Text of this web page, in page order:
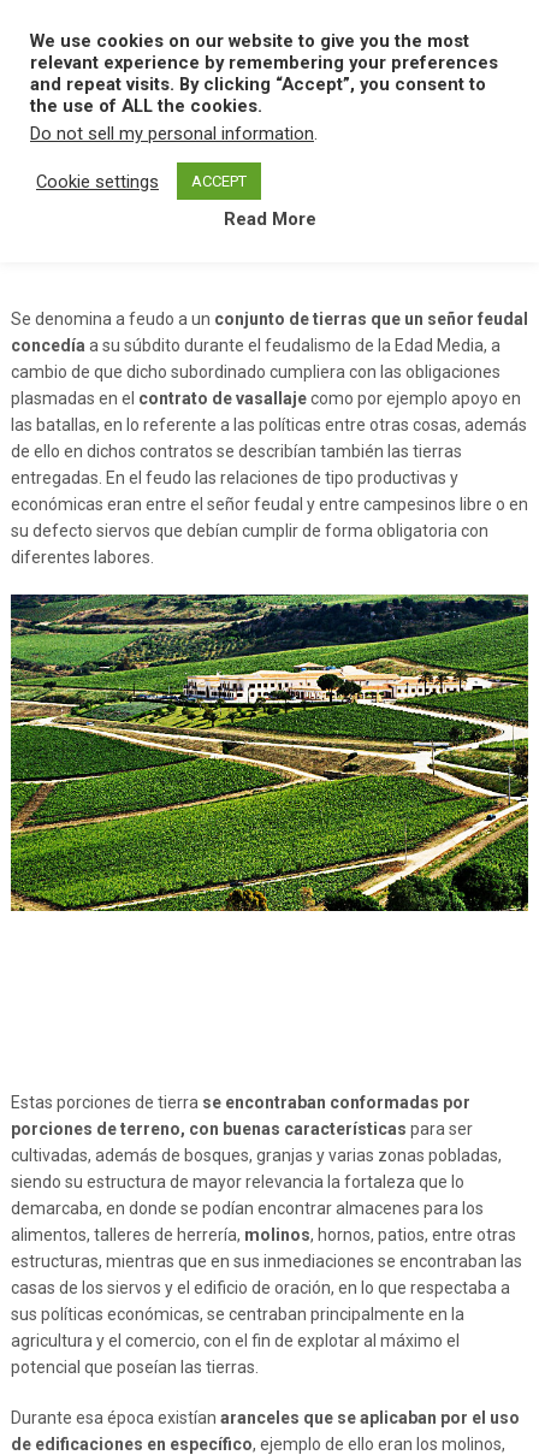
content
MENU
Home F Feudo
Se denomina a feudo a un conjunto de tierras que un señor feudal
concedía a su súbdito durante el feudalismo de la Edad Media, a
cambio de que dicho subordinado cumpliera con las obligaciones
plasmadas en el contrato de vasallajecomo por ejemplo apoyo en
las batallas, en lo referente a las políticas entre otras cosas, además
de ello en dichos contratos se describían también las tierras
entregadas. En el feudo las relaciones de tipo productivas y
económicas eran entre el señor feudal y entre campesinos libre o en
su defecto siervos que debían cumplir de forma obligatoria con
diferentes labores.
Estas porciones de tierra se encontraban conformadas por
porciones de terreno, con buenas características para ser
cultivadas, además de bosques, granjas y varias zonas pobladas,
siendo su estructura de mayor relevancia la fortaleza que lo
demarcaba, en donde se podían encontrar almacenes para los
alimentos, talleres de herrería, molinos, hornos, patios, entre otras
estructuras, mientras que en sus inmediaciones se encontraban las
casas de los siervos y el edificio de oración, en lo que respectaba a
sus políticas económicas, se centraban principalmente en la
agricultura y el comercio, con el fin de explotar al máximo el
potencial que poseían las tierras.
Durante esa época existían aranceles que se aplicaban por el uso
de edificaciones en específico, ejemplo de ello eran los molinos,
We use cookies on our website to give you the most
relevant experience by remembering your preferences
and repeat visits. By clicking “Accept”, you consent to
the use of ALL the cookies.
Do not sell my personal information.
Cookie settings ACCEPT
Read More